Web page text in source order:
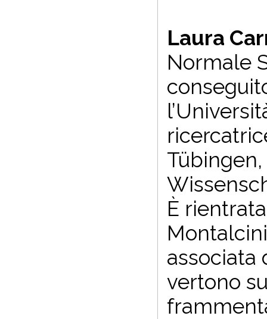
Laura
Normale
È
associata
vertono